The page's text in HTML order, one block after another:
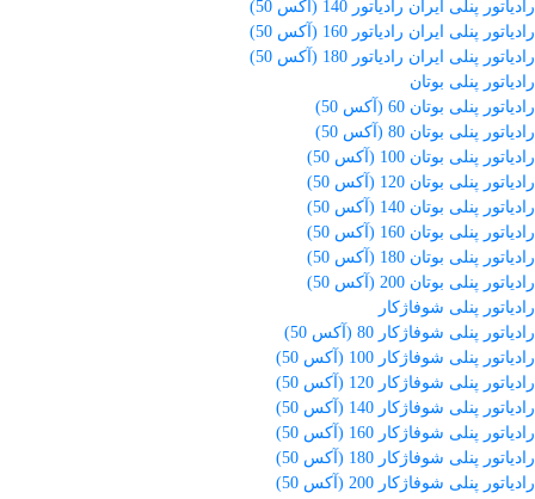
رادیاتور پنلی ایران رادیاتور 140 (آکس 50)
رادیاتور پنلی ایران رادیاتور 160 (آکس 50)
رادیاتور پنلی ایران رادیاتور 180 (آکس 50)
رادیاتور پنلی بوتان
رادیاتور پنلی بوتان 60 (آکس 50)
رادیاتور پنلی بوتان 80 (آکس 50)
رادیاتور پنلی بوتان 100 (آکس 50)
رادیاتور پنلی بوتان 120 (آکس 50)
رادیاتور پنلی بوتان 140 (آکس 50)
رادیاتور پنلی بوتان 160 (آکس 50)
رادیاتور پنلی بوتان 180 (آکس 50)
رادیاتور پنلی بوتان 200 (آکس 50)
رادیاتور پنلی شوفاژکار
رادیاتور پنلی شوفاژکار 80 (آکس 50)
رادیاتور پنلی شوفاژکار 100 (آکس 50)
رادیاتور پنلی شوفاژکار 120 (آکس 50)
رادیاتور پنلی شوفاژکار 140 (آکس 50)
رادیاتور پنلی شوفاژکار 160 (آکس 50)
رادیاتور پنلی شوفاژکار 180 (آکس 50)
رادیاتور پنلی شوفاژکار 200 (آکس 50)